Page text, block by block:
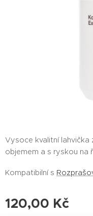
Vysoce kvalitní lahvička
objemem a s ryskou na
Kompatibilní s
120,00 Kč